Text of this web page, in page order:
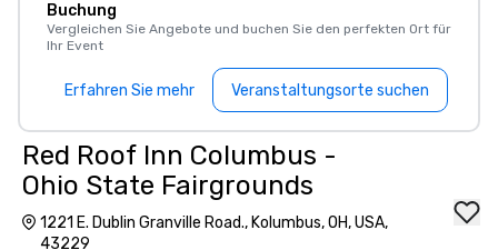
Buchung
Vergleichen Sie Angebote und buchen Sie den perfekten Ort für
Ihr Event
Erfahren Sie mehr Veranstaltungsorte suchen
Red Roof Inn Columbus -
Ohio State Fairgrounds
1221 E. Dublin Granville Road., Kolumbus, OH, USA,
43229